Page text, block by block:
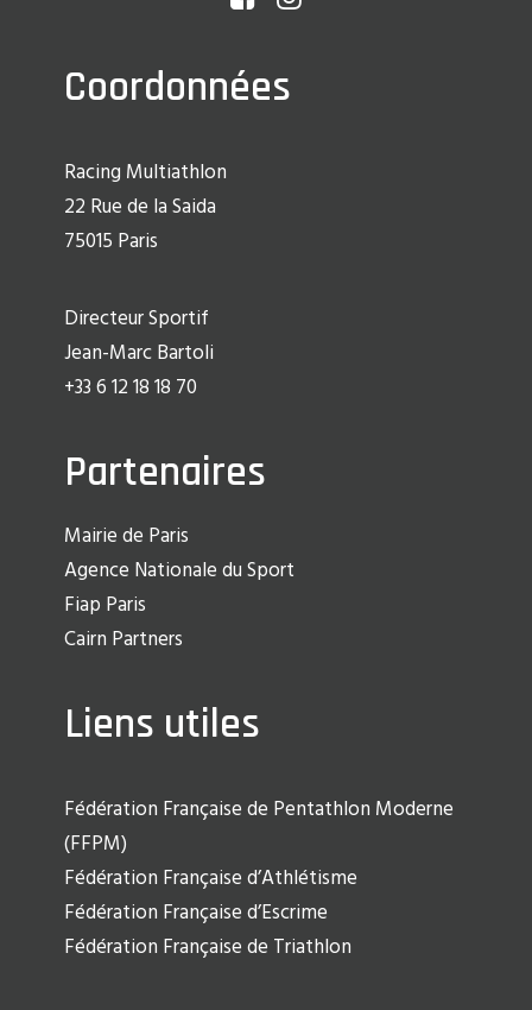
Coordonnées
Racing Multiathlon
22 Rue de la Saida
75015 Paris
Directeur Sportif
Jean-Marc Bartoli
+33 6 12 18 18 70
Partenaires
Mairie de Paris
Agence Nationale du Sport
Fiap Paris
Cairn Partners
Liens utiles
Fédération Française de Pentathlon Moderne
(FFPM)
Fédération Française d’Athlétisme
Fédération Française d’Escrime
Fédération Française de Triathlon